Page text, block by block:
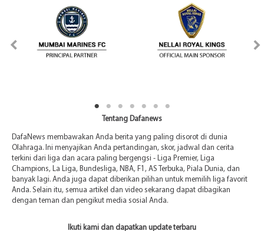
Tentang Dafanews
DafaNews membawakan Anda berita yang paling disorot di dunia
Olahraga. Ini menyajikan Anda pertandingan, skor, jadwal dan cerita
terkini dari liga dan acara paling bergengsi - Liga Premier, Liga
Champions, La Liga, Bundesliga, NBA, F1, AS Terbuka, Piala Dunia, dan
banyak lagi. Anda juga dapat diberikan pilihan untuk memilih liga favorit
Anda. Selain itu, semua artikel dan video sekarang dapat dibagikan
dengan teman dan pengikut media sosial Anda.
Ikuti kami dan dapatkan update terbaru